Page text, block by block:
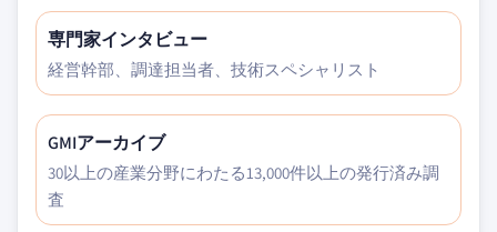
専門家インタビュー
経営幹部、調達担当者、技術スペシャリスト
GMIアーカイブ
30以上の産業分野にわたる13,000件以上の発行済み調
査